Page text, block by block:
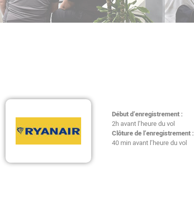
Début d’enregistrement :
2h avant l’heure du vol
Clôture de l’enregistrement :
40 min avant l’heure du vol